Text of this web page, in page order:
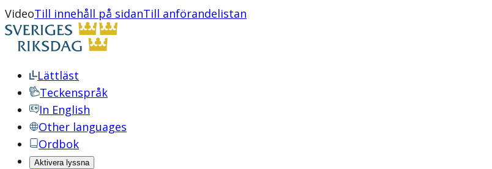
VideoTill innehåll på sidanTill anförandelistan
Lättläst
Teckenspråk
In English
Other languages
Ordbok
Aktivera lyssna